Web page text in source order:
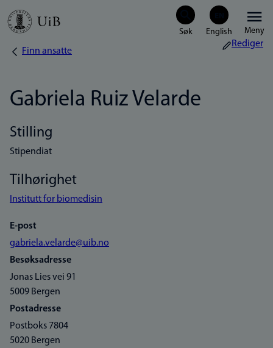
Hopp
Meny
Navigasjonssti
Finn ansatte
Rediger
Gabriela Ruiz Velarde
Stilling
Stipendiat
Tilhørighet
Institutt for biomedisin
E-post
gabriela.velarde@uib.no
Besøksadresse
Jonas Lies vei 91
5009 Bergen
Postadresse
Postboks 7804
5020 Bergen